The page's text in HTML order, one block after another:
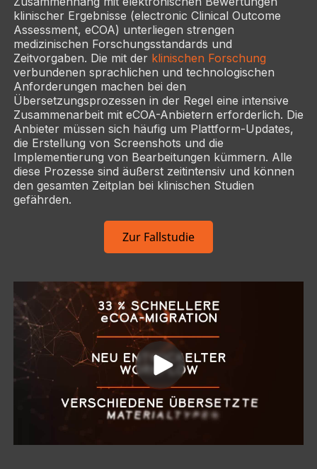
klinischer Ergebnisse (electronic Clinical Outcome
Assessment, eCOA) unterliegen strengen
medizinischen Forschungsstandards und
Zeitvorgaben. Die mit der klinischen Forschung
verbundenen sprachlichen und technologischen
Anforderungen machen bei den
Übersetzungsprozessen in der Regel eine intensive
Zusammenarbeit mit eCOA-Anbietern erforderlich. Die
Anbieter müssen sich häufig um Plattform-Updates,
die Erstellung von Screenshots und die
Implementierung von Bearbeitungen kümmern. Alle
diese Prozesse sind äußerst zeitintensiv und können
den gesamten Zeitplan bei klinischen Studien
gefährden.
Zur Fallstudie